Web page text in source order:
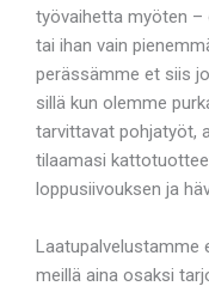
työvaihetta myöten
tai ihan vain
perässämme et siis
sillä kun olemme
tarvittavat pohjatyöt,
tilaamasi
loppusiivouksen ja
Laatupalvelustamme
meillä aina osaksi